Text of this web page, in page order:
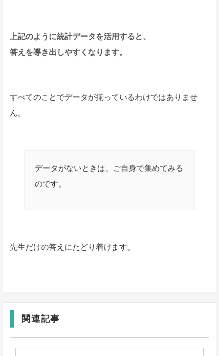
上記のように統計データを活用すると、
答えを導き出しやすくなります。
すべてのことでデータが揃っているわけではありませ
ん。
データがないときは、ご自身で集めてみる
のです。
先生だけの答えにたどり着けます。
関連記事